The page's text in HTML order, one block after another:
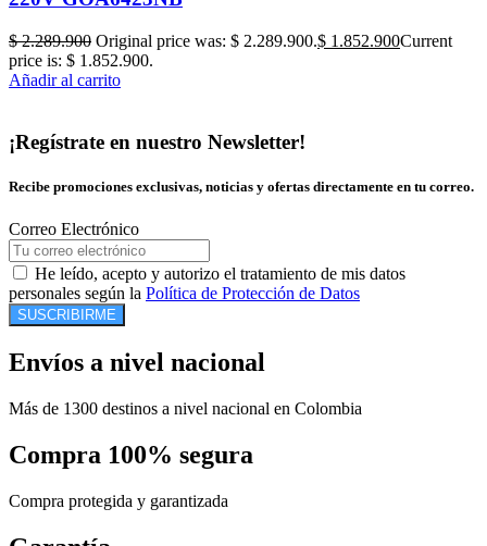
$2.289.900 Original price was: $ 2.289.900.$ 1.852.900Current
price is: $ 1.852.900.
Añadir al carrito
¡Regístrate en nuestro Newsletter!
Recibe promociones exclusivas, noticias y ofertas directamente en tu correo.
Correo Electrónico
He leído, acepto y autorizo el tratamiento de mis datos
personales según la Política de Protección de Datos
SUSCRIBIRME
Envíos a nivel nacional
Más de 1300 destinos a nivel nacional en Colombia
Compra 100% segura
Compra protegida y garantizada